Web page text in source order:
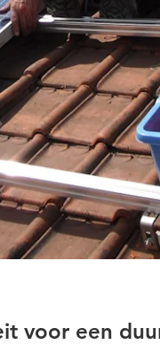
voor een